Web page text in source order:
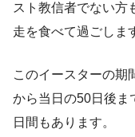
スト教信者でない方
走を食べて過ごしま
このイースターの期
から当日の50日後ま
日間もあります。